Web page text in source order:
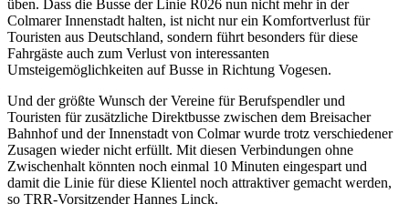
üben. Dass die Busse der Linie R026 nun nicht mehr in der
Colmarer Innenstadt halten, ist nicht nur ein Komfortverlust für
Touristen aus Deutschland, sondern führt besonders für diese
Fahrgäste auch zum Verlust von interessanten
Umsteigemöglichkeiten auf Busse in Richtung Vogesen.
Und der größte Wunsch der Vereine für Berufspendler und
Touristen für zusätzliche Direktbusse zwischen dem Breisacher
Bahnhof und der Innenstadt von Colmar wurde trotz verschiedener
Zusagen wieder nicht erfüllt. Mit diesen Verbindungen ohne
Zwischenhalt könnten noch einmal 10 Minuten eingespart und
damit die Linie für diese Klientel noch attraktiver gemacht werden,
so TRR-Vorsitzender Hannes Linck.